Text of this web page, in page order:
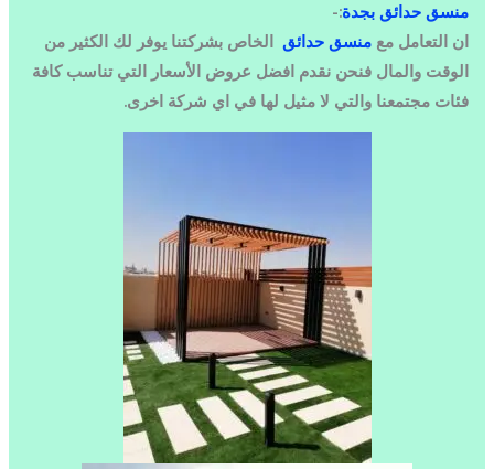
منسق حدائق بجدة:-
ان التعامل مع منسق حدائق
الخاص بشركتنا يوفر لك الكثير من
الوقت والمال فنحن نقدم افضل عروض الأسعار التي تناسب كافة
فئات مجتمعنا والتي لا مثيل لها في اي شركة اخرى.